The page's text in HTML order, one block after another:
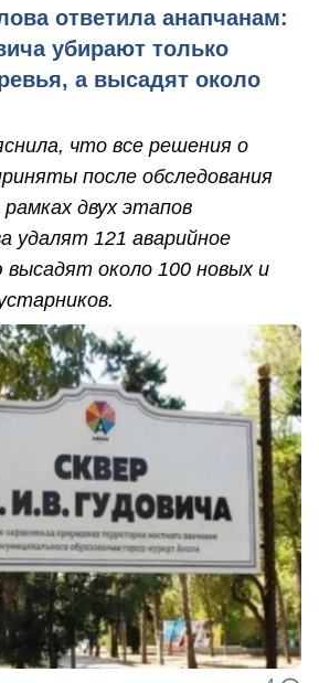
ответила анапчанам:
убирают только
а высадят около
что все решения о
после обследования
двух этапов
удалят 121 аварийное
высадят около 100 новых и